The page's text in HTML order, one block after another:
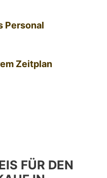
Personal
Zeitplan
FÜR DEN